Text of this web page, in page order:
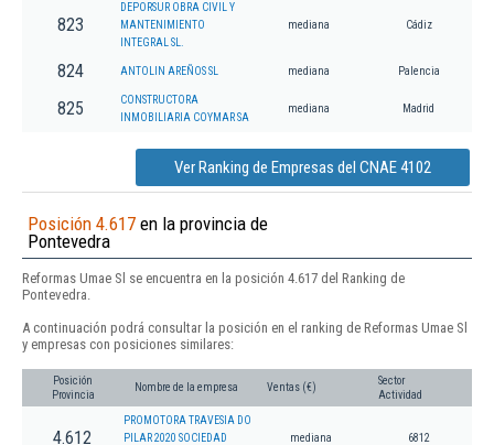
823
DEPORSUR OBRA CIVIL Y
MANTENIMIENTO
INTEGRAL SL.
mediana Cádiz
824 ANTOLIN AREÑOS SL mediana Palencia
825
CONSTRUCTORA
INMOBILIARIA COYMAR SA
mediana Madrid
Ver Ranking de Empresas del CNAE 4102
Posición 4.617 en la provincia de
Pontevedra
Reformas Umae Sl se encuentra en la posición 4.617 del Ranking de
Pontevedra.
A continuación podrá consultar la posición en el ranking de Reformas Umae Sl
y empresas con posiciones similares:
Posición
Provincia
Nombre de la empresa Ventas (€)
Sector
Actividad
4.612
PROMOTORA TRAVESIA DO
PILAR 2020 SOCIEDAD
mediana 6812